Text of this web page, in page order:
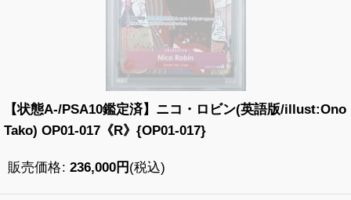
【状態A-/PSA10鑑定済】ニコ・ロビン(英語版/illust:Ono
Tako) OP01-017《R》{OP01-017}
販売価格: 236,000円 (税込)